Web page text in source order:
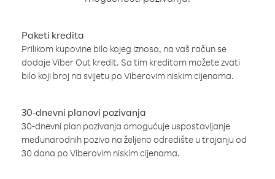
Paketi kredita
Prilikom kupovine bilo kojeg iznosa, na vaš račun se
dodaje Viber Out kredit. Sa tim kreditom možete zvati
bilo koji broj na svijetu po Viberovim niskim cijenama.
30-dnevni planovi pozivanja
30-dnevni plan pozivanja omogućuje uspostavljanje
međunarodnih poziva na željeno odredište u trajanju od
30 dana po Viberovim niskim cijenama.